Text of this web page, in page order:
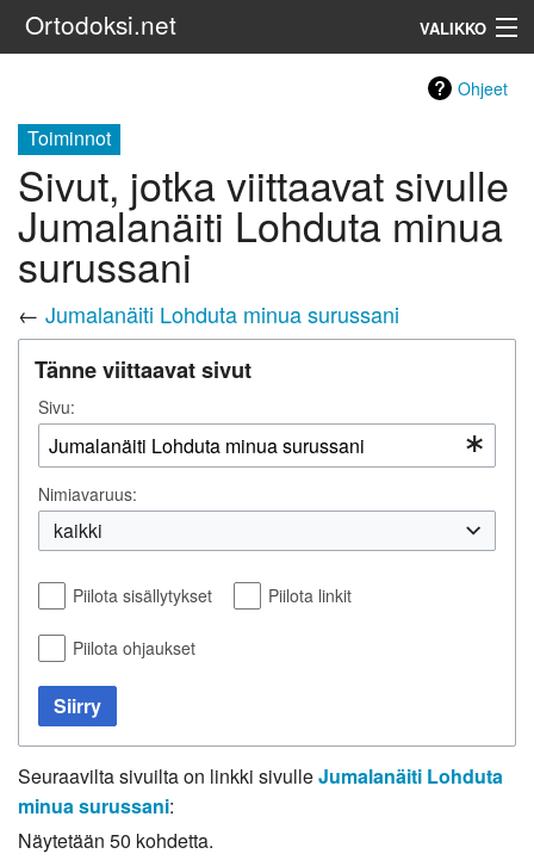
Ortodoksi.net VALIKKO
Ohjeet
Toiminnot
Sivut, jotka viittaavat sivulle
Jumalanäiti Lohduta minua
surussani
← Jumalanäiti Lohduta minua surussani
Tänne viittaavat sivut
Sivu:
Nimiavaruus:
kaikki
Piilota sisällytykset Piilota linkit
Piilota ohjaukset
Siirry
Seuraavilta sivuilta on linkki sivulleJumalanäiti Lohduta
minua surussani:
Näytetään 50 kohdetta.